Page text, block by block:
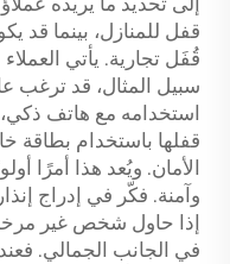
قفل للمنازل، بينما قد
قُفَل تجارية. يأتي
سبيل المثال، قد ترغب
استخدامه مع هاتف
قفلها باستخدام بطاقة
الأمان. ويُعد هذا أمرًا
وآمنة. فكّر في إدراج
إذا حاول شخص غير مرخص
في الجانب الجمالي.